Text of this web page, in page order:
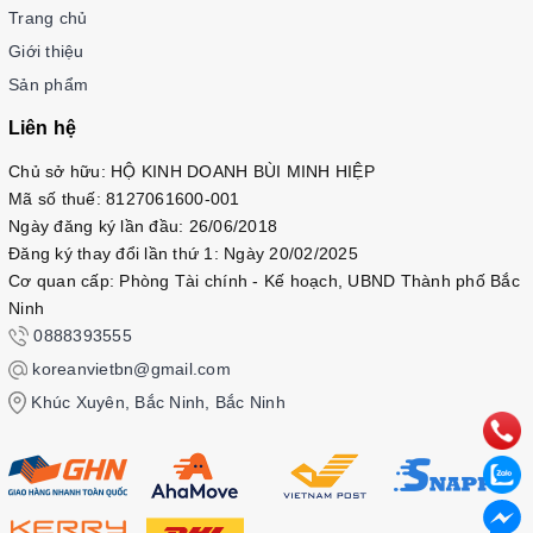
Trang chủ
Giới thiệu
Sản phẩm
Liên hệ
Chủ sở hữu: HỘ KINH DOANH BÙI MINH HIỆP
Mã số thuế: 8127061600-001
Ngày đăng ký lần đầu: 26/06/2018
Đăng ký thay đổi lần thứ 1: Ngày 20/02/2025
Cơ quan cấp: Phòng Tài chính - Kế hoạch, UBND Thành phố Bắc
Ninh
0888393555
koreanvietbn@gmail.com
Khúc Xuyên, Bắc Ninh, Bắc Ninh